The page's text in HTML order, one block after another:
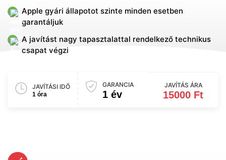
Apple gyári állapotot szinte minden esetben
garantáljuk
A javítást nagy tapasztalattal rendelkező technikus
csapat végzi
JAVÍTÁSI IDŐ
1 óra
GARANCIA
1 év
JAVÍTÁS ÁRA
15000 Ft